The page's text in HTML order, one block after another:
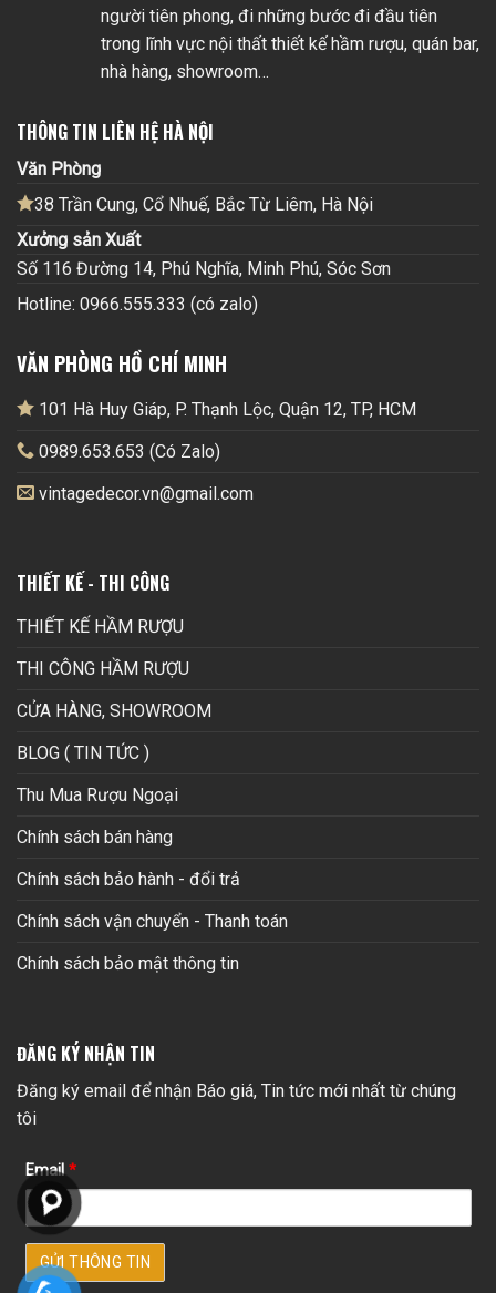
người tiên phong, đi những bước đi đầu tiên
trong lĩnh vực nội thất thiết kế hầm rượu, quán bar,
nhà hàng, showroom…
THÔNG TIN LIÊN HỆ HÀ NỘI
Văn Phòng
38 Trần Cung, Cổ Nhuế, Bắc Từ Liêm, Hà Nội
Xưởng sản Xuất
Số 116 Đường 14, Phú Nghĩa, Minh Phú, Sóc Sơn
Hotline: 0966.555.333 (có zalo)
VĂN PHÒNG HỒ CHÍ MINH
101 Hà Huy Giáp, P. Thạnh Lộc, Quận 12, TP, HCM
0989.653.653 (Có Zalo)
vintagedecor.vn@gmail.com
THIẾT KẾ - THI CÔNG
THIẾT KẾ HẦM RƯỢU
THI CÔNG HẦM RƯỢU
CỬA HÀNG, SHOWROOM
BLOG ( TIN TỨC )
Thu Mua Rượu Ngoại
Chính sách bán hàng
Chính sách bảo hành - đổi trả
Chính sách vận chuyển - Thanh toán
Chính sách bảo mật thông tin
ĐĂNG KÝ NHẬN TIN
Đăng ký email để nhận Báo giá, Tin tức mới nhất từ chúng
tôi
Email *